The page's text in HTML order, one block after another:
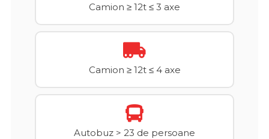
Camion ≥ 12t ≤ 3 axe
Camion ≥ 12t ≤ 4 axe
Autobuz > 23 de persoane